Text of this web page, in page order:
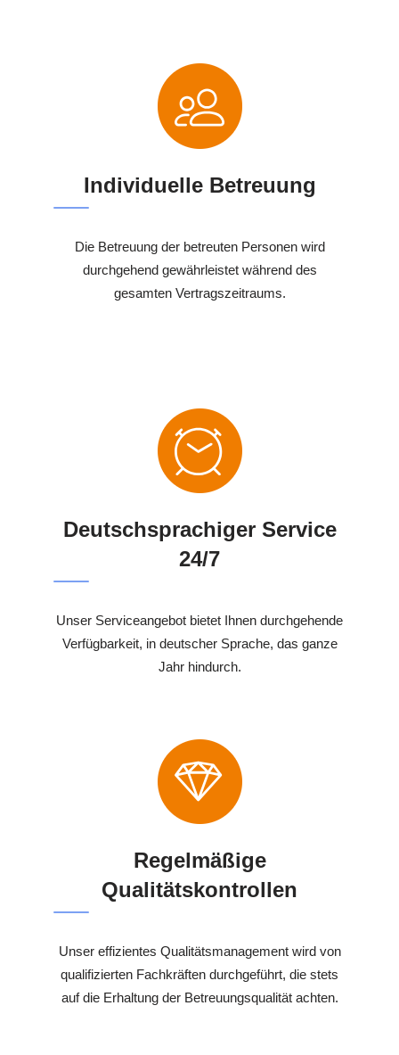
Individuelle Betreuung
Die Betreuung der betreuten Personen wird
durchgehend gewährleistet während des
gesamten Vertragszeitraums.
Deutschsprachiger Service
24/7
Unser Serviceangebot bietet Ihnen durchgehende
Verfügbarkeit, in deutscher Sprache, das ganze
Jahr hindurch.
Regelmäßige
Qualitätskontrollen
Unser effizientes Qualitätsmanagement wird von
qualifizierten Fachkräften durchgeführt, die stets
auf die Erhaltung der Betreuungsqualität achten.